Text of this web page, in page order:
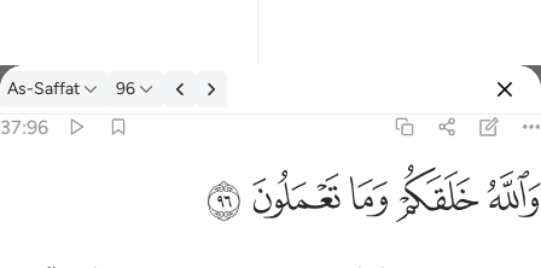
ตัฟซีร: As-Saffat 37:96
As-Saffat 96
37:96
وَٱللَّهُ خَلَقَكُمْ وَمَا تَعْمَلُونَ ٩٦
ﲤﲥﲦﲧﲨ